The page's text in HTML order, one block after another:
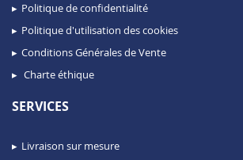
Politique de confidentialité
Politique d'utilisation des cookies
Conditions Générales de Vente
Charte éthique
SERVICES
Livraison sur mesure